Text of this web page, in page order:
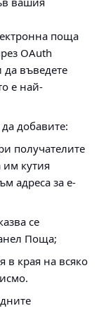
поща
OAuth
въведете
е най-
добавите:
получателите
кутия
адреса за е-
се
Поща;
в края на всяко